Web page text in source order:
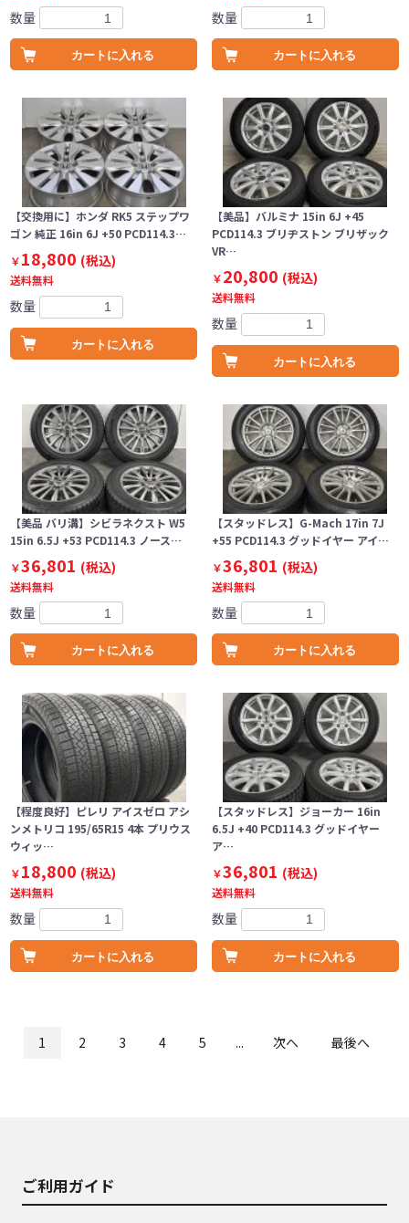
数量
カートに入れる
数量
カートに入れる
【交換用に】ホンダ RK5 ステップワ
ゴン 純正 16in 6J +50 PCD114.3…
￥18,800 (税込)
送料無料
数量
カートに入れる
【美品】バルミナ 15in 6J +45
PCD114.3 ブリヂストン ブリザック
VR…
￥20,800 (税込)
送料無料
数量
カートに入れる
【美品 バリ溝】シビラネクスト W5
15in 6.5J +53 PCD114.3 ノース…
￥36,801 (税込)
送料無料
数量
カートに入れる
【スタッドレス】G-Mach 17in 7J
+55 PCD114.3 グッドイヤー アイ…
￥36,801 (税込)
送料無料
数量
カートに入れる
【程度良好】ピレリ アイスゼロ アシ
ンメトリコ 195/65R15 4本 プリウス
ウィッ…
￥18,800 (税込)
送料無料
数量
カートに入れる
【スタッドレス】ジョーカー 16in
6.5J +40 PCD114.3 グッドイヤー
ア…
￥36,801 (税込)
送料無料
数量
カートに入れる
1 2 3 4 5 ... 次へ 最後へ
ご利用ガイド